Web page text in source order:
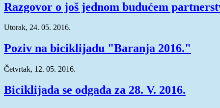
Razgovor o još jednom budućem
Utorak, 24. 05. 2016.
Poziv na biciklijadu "Baranja 2016."
Četvrtak, 12. 05. 2016.
Biciklijada se odgađa za 28. V. 2016.